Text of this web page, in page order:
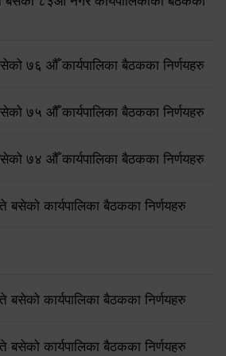
७६ औँ कार्यपालिका बैठकका निर्णयहरु
७५ औँ कार्यपालिका बैठकका निर्णयहरु
७४ औँ कार्यपालिका बैठकका निर्णयहरु
कार्यपालिका बैठकका निर्णयहरु
कार्यपालिका बैठकका निर्णयहरु
कार्यपालिका बैठकका निर्णयहरु